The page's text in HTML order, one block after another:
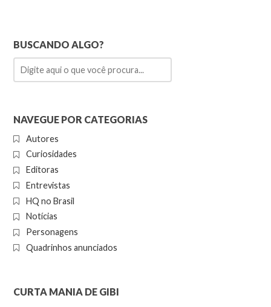
BUSCANDO ALGO?
NAVEGUE POR CATEGORIAS
Autores
Curiosidades
Editoras
Entrevistas
HQ no Brasil
Notícias
Personagens
Quadrinhos anunciados
CURTA MANIA DE GIBI